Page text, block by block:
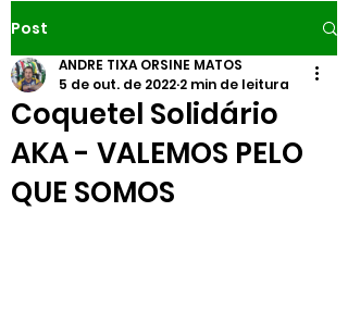
Post
Coquetel Solidário
AKA - VALEMOS PELO
QUE SOMOS
ANDRE TIXA ORSINE MATOS
5 de out. de 2022 2 min de leitura